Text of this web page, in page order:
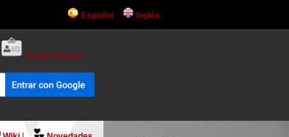
Español Inglés
Crear Cuenta!